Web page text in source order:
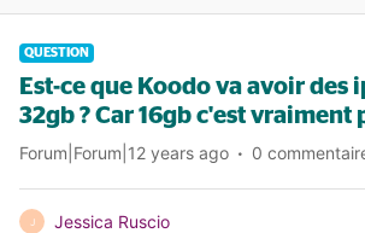
QUESTION
Est-ce que Koodo va avoir des
32gb ? Car 16gb c'est vraiment
Forum|Forum|12 years ago 0
J Jessica Ruscio